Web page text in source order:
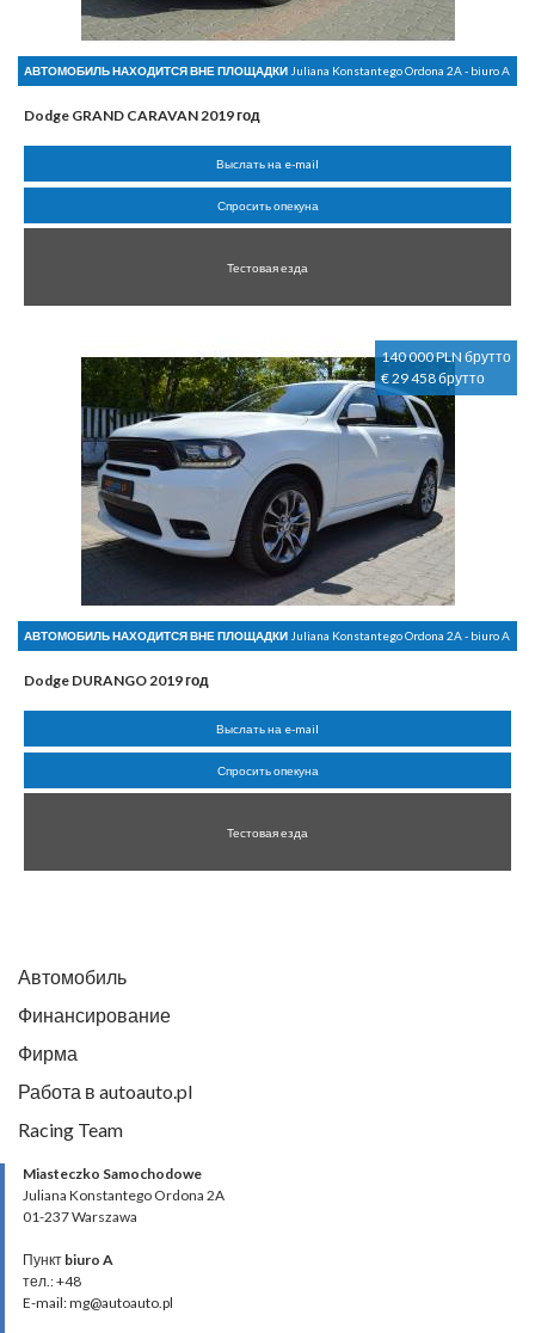
АВТОМОБИЛЬ НАХОДИТСЯ ВНЕ ПЛОЩАДКИJuliana Konstantego Ordona 2A - biuro A
Dodge GRAND CARAVAN 2019 год
Выслать на e-mail
Спросить опекуна
Тестовая езда
140 000 PLN брутто
€ 29 458 брутто
АВТОМОБИЛЬ НАХОДИТСЯ ВНЕ ПЛОЩАДКИJuliana Konstantego Ordona 2A - biuro A
Dodge DURANGO 2019 год
Выслать на e-mail
Спросить опекуна
Тестовая езда
Автомобиль
Финансирование
Фирма
Работа в autoauto.pl
Racing Team
Miasteczko Samochodowe
Juliana Konstantego Ordona 2A
01-237 Warszawa
Пункт biuro A
тел.: +48
E-mail: mg@autoauto.pl